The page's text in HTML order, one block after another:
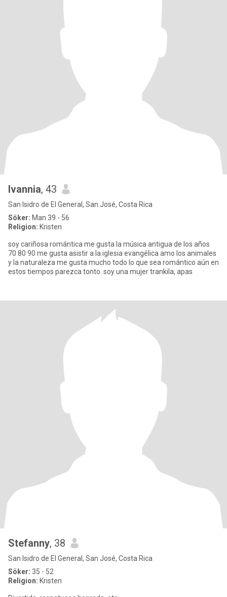
Ivannia, 43
San Isidro de El General, San José, Costa Rica
Söker: Man 39 - 56
Religion: Kristen
soy cariñosa romántica me gusta la música antigua de los años
70 80 90 me gusta asistir a la iglesia evangélica amo los animales
y la naturaleza me gusta mucho todo lo que sea romántico aún en
estos tiempos parezca tonto. soy una mujer trankila, apas
Stefanny, 38
San Isidro de El General, San José, Costa Rica
Söker: 35 - 52
Religion: Kristen